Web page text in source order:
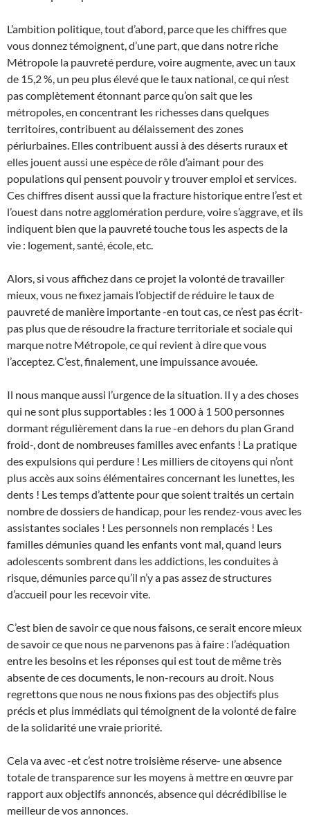
L’ambition politique, tout d’abord, parce que les chiffres que
vous donnez témoignent, d’une part, que dans notre riche
Métropole la pauvreté perdure, voire augmente, avec un taux
de 15,2 %, un peu plus élevé que le taux national, ce qui n’est
pas complètement étonnant parce qu’on sait que les
métropoles, en concentrant les richesses dans quelques
territoires, contribuent au délaissement des zones
périurbaines. Elles contribuent aussi à des déserts ruraux et
elles jouent aussi une espèce de rôle d’aimant pour des
populations qui pensent pouvoir y trouver emploi et services.
Ces chiffres disent aussi que la fracture historique entre l’est et
l’ouest dans notre agglomération perdure, voire s’aggrave, et ils
indiquent bien que la pauvreté touche tous les aspects de la
vie : logement, santé, école, etc.
Alors, si vous affichez dans ce projet la volonté de travailler
mieux, vous ne fixez jamais l’objectif de réduire le taux de
pauvreté de manière importante -en tout cas, ce n’est pas écrit-
pas plus que de résoudre la fracture territoriale et sociale qui
marque notre Métropole, ce qui revient à dire que vous
l’acceptez. C’est, finalement, une impuissance avouée.
Il nous manque aussi l’urgence de la situation. Il y a des choses
qui ne sont plus supportables : les 1 000 à 1 500 personnes
dormant régulièrement dans la rue -en dehors du plan Grand
froid-, dont de nombreuses familles avec enfants ! La pratique
des expulsions qui perdure ! Les milliers de citoyens qui n’ont
plus accès aux soins élémentaires concernant les lunettes, les
dents ! Les temps d’attente pour que soient traités un certain
nombre de dossiers de handicap, pour les rendez-vous avec les
assistantes sociales ! Les personnels non remplacés ! Les
familles démunies quand les enfants vont mal, quand leurs
adolescents sombrent dans les addictions, les conduites à
risque, démunies parce qu’il n’y a pas assez de structures
d’accueil pour les recevoir vite.
C’est bien de savoir ce que nous faisons, ce serait encore mieux
de savoir ce que nous ne parvenons pas à faire : l’adéquation
entre les besoins et les réponses qui est tout de même très
absente de ces documents, le non-recours au droit. Nous
regrettons que nous ne nous fixions pas des objectifs plus
précis et plus immédiats qui témoignent de la volonté de faire
de la solidarité une vraie priorité.
Cela va avec -et c’est notre troisième réserve- une absence
totale de transparence sur les moyens à mettre en œuvre par
rapport aux objectifs annoncés, absence qui décrédibilise le
meilleur de vos annonces.